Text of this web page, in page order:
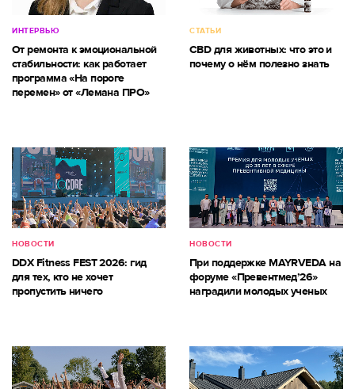
ИНТЕРВЬЮ
От ремонта к эмоциональной
стабильности: как работает
программа «На пороге
перемен» от «Лемана ПРО»
СТАТЬИ
CBD для животных: что это и
почему о нём полезно знать
НОВОСТИ
DDX Fitness FEST 2026: гид
для тех, кто не хочет
пропустить ничего
НОВОСТИ
При поддержке MAYRVEDA на
форуме «Превентмед’26»
наградили молодых ученых